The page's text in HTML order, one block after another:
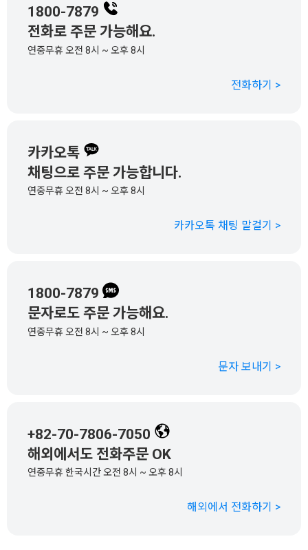
1800-7879
전화로 주문 가능해요.
연중무휴 오전 8시 ~ 오후 8시
전화하기 >
카카오톡
채팅으로 주문 가능합니다.
연중무휴 오전 8시 ~ 오후 8시
카카오톡 채팅 말걸기 >
1800-7879
문자로도 주문 가능해요.
연중무휴 오전 8시 ~ 오후 8시
문자 보내기 >
+82-70-7806-7050
해외에서도 전화주문 OK
연중무휴 한국시간 오전 8시 ~ 오후 8시
해외에서 전화하기 >